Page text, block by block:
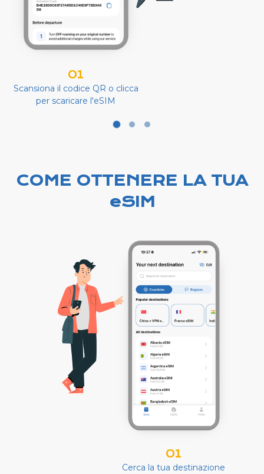
01
Scansiona il codice QR o clicca
per scaricare l'eSIM
COME OTTENERE LA TUA
eSIM
01
Cerca la tua destinazione